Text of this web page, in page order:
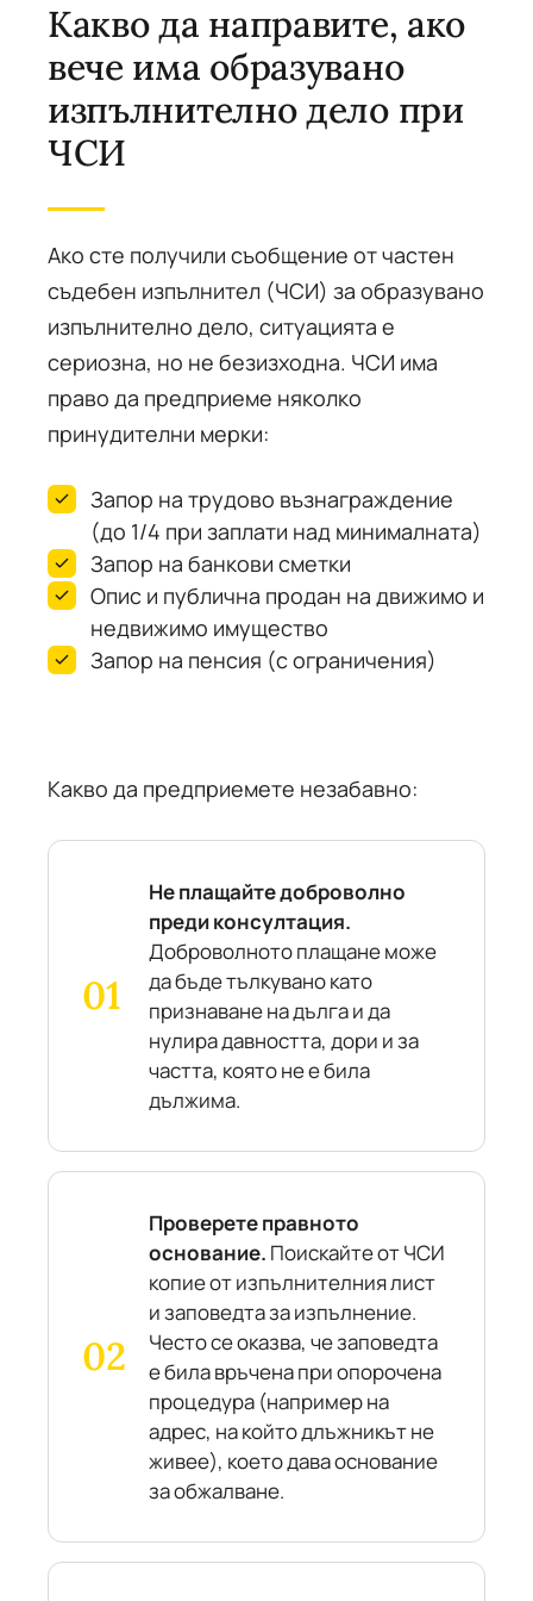
Какво да направите, ако
вече има образувано
изпълнително дело при
ЧСИ
Ако сте получили съобщение от частен
съдебен изпълнител (ЧСИ) за образувано
изпълнително дело, ситуацията е
сериозна, но не безизходна. ЧСИ има
право да предприеме няколко
принудителни мерки:
Запор на трудово възнаграждение
(до 1/4 при заплати над минималната)
Запор на банкови сметки
Опис и публична продан на движимо и
недвижимо имущество
Запор на пенсия (с ограничения)
Какво да предприемете незабавно:
Не плащайте доброволно
преди консултация.
Доброволното плащане може
да бъде тълкувано като
признаване на дълга и да
нулира давността, дори и за
частта, която не е била
дължима.
Проверете правното
основание. Поискайте от ЧСИ
копие от изпълнителния лист
и заповедта за изпълнение.
Често се оказва, че заповедта
е била връчена при опорочена
процедура (например на
адрес, на който длъжникът не
живее), което дава основание
за обжалване.